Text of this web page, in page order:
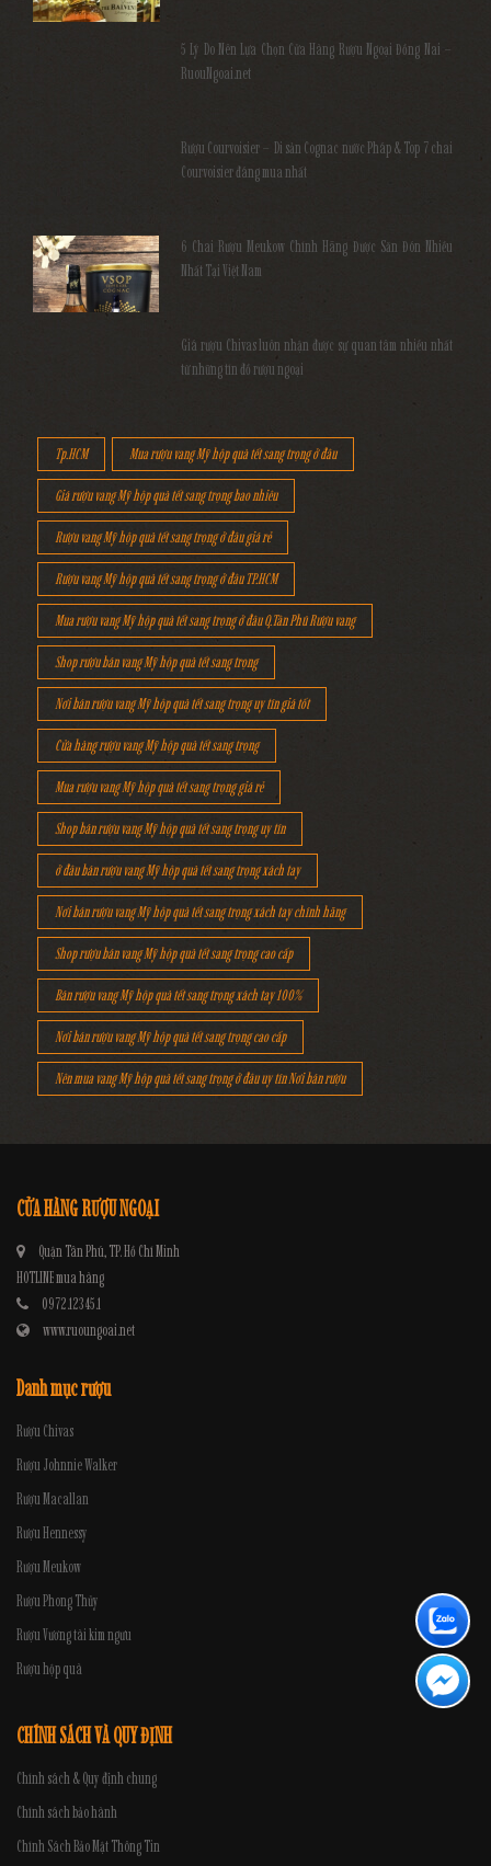
5 Lý Do Nên Lựa Chọn Cửa Hàng Rượu Ngoại Đồng Nai –
RuouNgoai.net
Rượu Courvoisier – Di sản Cognac nước Pháp & Top 7 chai
Courvoisier đáng mua nhất
6 Chai Rượu Meukow Chính Hãng Được Săn Đón Nhiều
Nhất Tại Việt Nam
Giá rượu Chivas luôn nhận được sự quan tâm nhiều nhất
từ những tín đồ rượu ngoại
Tp.HCM Mua rượu vang Mỹ hộp quà tết sang trọng ở đâu
Giá rượu vang Mỹ hộp quà tết sang trọng bao nhiêu
Rượu vang Mỹ hộp quà tết sang trọng ở đâu giá rẻ
Rượu vang Mỹ hộp quà tết sang trọng ở đâu TP.HCM
Mua rượu vang Mỹ hộp quà tết sang trọng ở đâu Q.Tân Phú Rượu vang
Shop rượu bán vang Mỹ hộp quà tết sang trọng
Nơi bán rượu vang Mỹ hộp quà tết sang trọng uy tín giá tốt
Cửa hàng rượu vang Mỹ hộp quà tết sang trọng
Mua rượu vang Mỹ hộp quà tết sang trọng giá rẻ
Shop bán rượu vang Mỹ hộp quà tết sang trọng uy tín
ở đâu bán rượu vang Mỹ hộp quà tết sang trọng xách tay
Nơi bán rượu vang Mỹ hộp quà tết sang trọng xách tay chính hãng
Shop rượu bán vang Mỹ hộp quà tết sang trọng cao cấp
Bán rượu vang Mỹ hộp quà tết sang trọng xách tay 100%
Nơi bán rượu vang Mỹ hộp quà tết sang trọng cao cấp
Nên mua vang Mỹ hộp quà tết sang trọng ở đâu uy tín Nơi bán rượu
CỬA HÀNG RƯỢU NGOẠI
Quận Tân Phú, TP. Hồ Chí Minh
HOTLINE mua hàng
0972.12345.1
www.ruoungoai.net
Danh mục rượu
Rượu Chivas
Rượu Johnnie Walker
Rượu Macallan
Rượu Hennessy
Rượu Meukow
Rượu Phong Thủy
Rượu Vương tài kim ngưu
Rượu hộp quà
CHÍNH SÁCH VÀ QUY ĐỊNH
Chính sách & Quy định chung
Chính sách bảo hành
Chính Sách Bảo Mật Thông Tin